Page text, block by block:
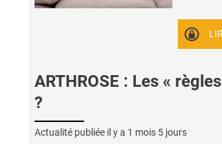
ARTHROSE : Les «
?
Actualité publiée il y a 1 mois 5 jours